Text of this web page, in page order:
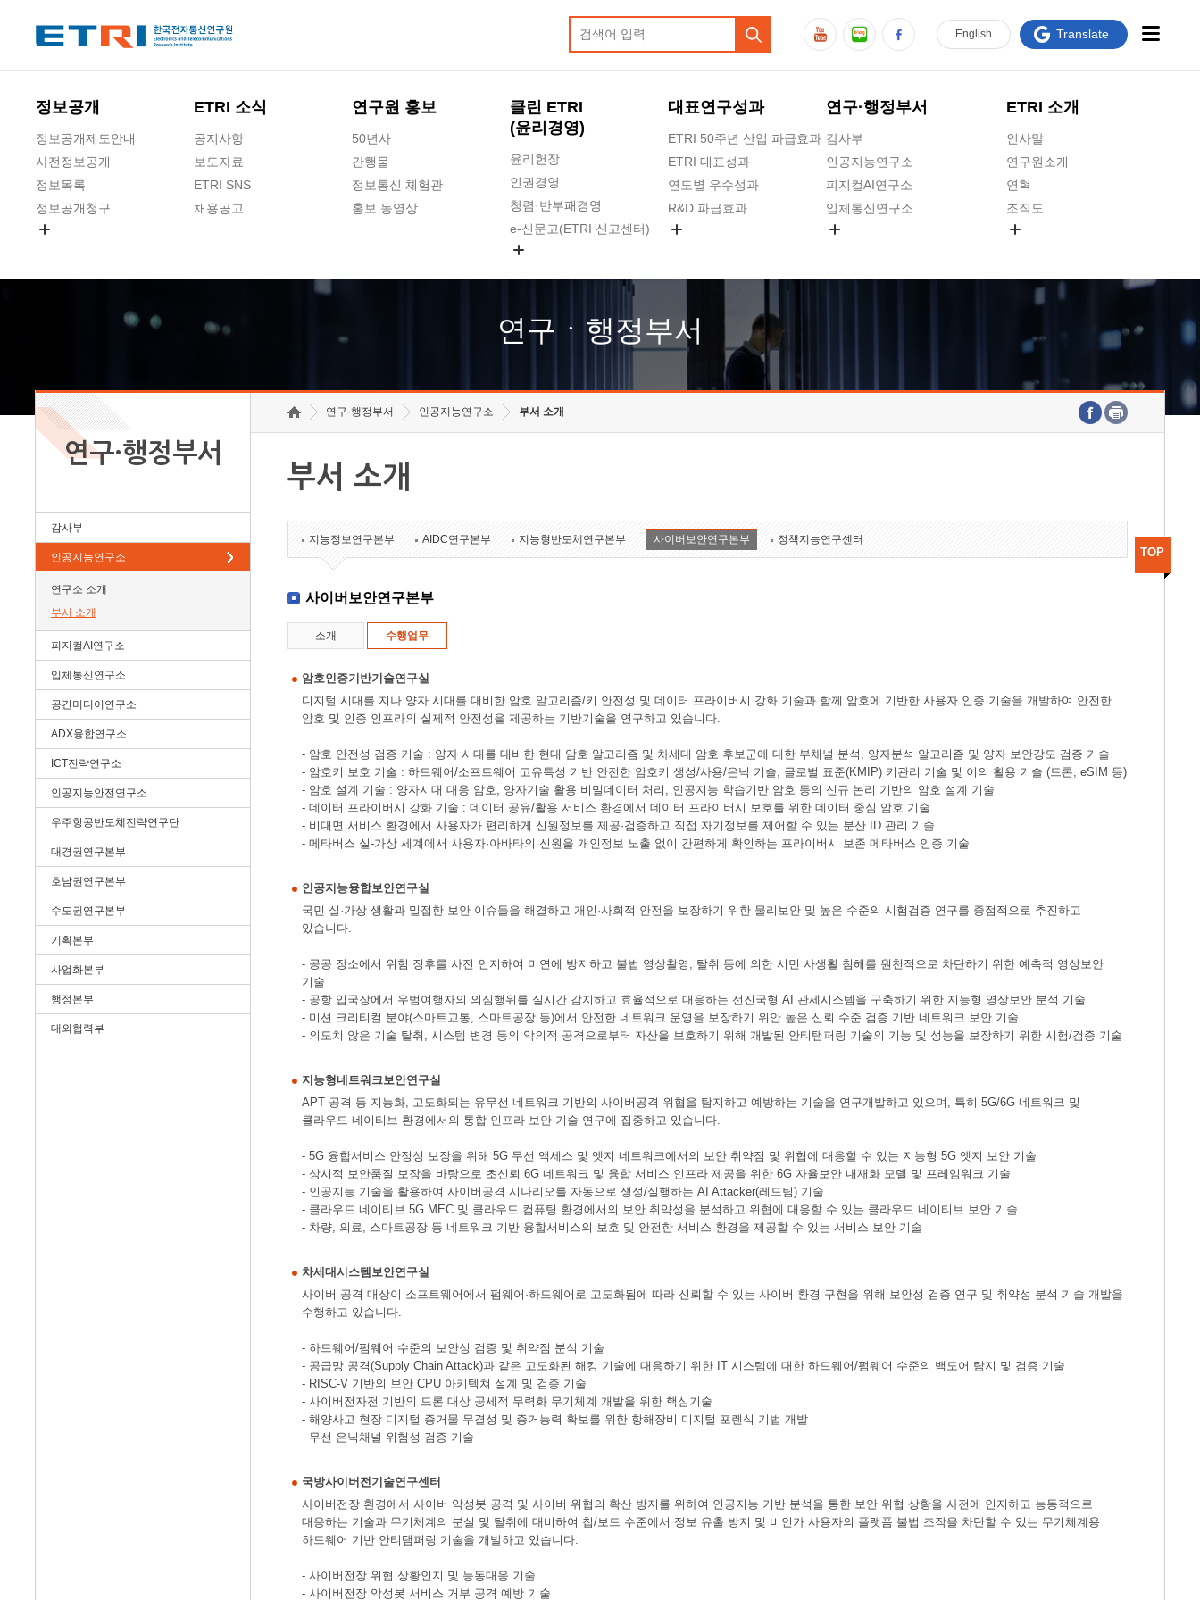
정보공개
정보공개제도안내
사전정보공개
정보목록
정보공개청구
ETRI 소식
공지사항
보도자료
ETRI SNS
채용공고
연구원 홍보
50년사
간행물
정보통신 체험관
홍보 동영상
클린 ETRI
(윤리경영)
윤리헌장
인권경영
청렴·반부패경영
e-신문고(ETRI 신고센터)
고객의소리
수의계약 현황
대표연구성과
ETRI 50주년 산업 파급효과
ETRI 대표성과
연도별 우수성과
R&D 파급효과
연구·행정부서
감사부
인공지능연구소
피지컬AI연구소
입체통신연구소
호남권연구본부
기획본부
ETRI 소개
인사말
연구원소개
연혁
조직도
연구원 고객헌장
주요업무연락처
English Translate
연구ㆍ행정부서
연구·행정부서
감사부
인공지능연구소
연구소 소개
부서 소개
피지컬AI연구소
입체통신연구소
공간미디어연구소
ADX융합연구소
ICT전략연구소
인공지능안전연구소
우주항공반도체전략연구단
대경권연구본부
호남권연구본부
수도권연구본부
기획본부
사업화본부
행정본부
대외협력부
연구·행정부서 인공지능연구소 부서 소개
부서 소개
지능정보연구본부 AIDC연구본부 지능형반도체연구본부 사이버보안연구본부 정책지능연구센터
사이버보안연구본부
소개 수행업무
암호인증기반기술연구실
디지털 시대를 지나 양자 시대를 대비한 암호 알고리즘/키 안전성 및 데이터 프라이버시 강화 기술과 함께 암호에 기반한 사용자 인증 기술을 개발하여 안전한
암호 및 인증 인프라의 실제적 안전성을 제공하는 기반기술을 연구하고 있습니다.
- 암호 안전성 검증 기술 : 양자 시대를 대비한 현대 암호 알고리즘 및 차세대 암호 후보군에 대한 부채널 분석, 양자분석 알고리즘 및 양자 보안강도 검증 기술
- 암호키 보호 기술 : 하드웨어/소프트웨어 고유특성 기반 안전한 암호키 생성/사용/은닉 기술, 글로벌 표준(KMIP) 키관리 기술 및 이의 활용 기술 (드론, eSIM 등)
- 암호 설계 기술 : 양자시대 대응 암호, 양자기술 활용 비밀데이터 처리, 인공지능 학습기반 암호 등의 신규 논리 기반의 암호 설계 기술
- 데이터 프라이버시 강화 기술 : 데이터 공유/활용 서비스 환경에서 데이터 프라이버시 보호를 위한 데이터 중심 암호 기술
- 비대면 서비스 환경에서 사용자가 편리하게 신원정보를 제공·검증하고 직접 자기정보를 제어할 수 있는 분산 ID 관리 기술
- 메타버스 실-가상 세계에서 사용자·아바타의 신원을 개인정보 노출 없이 간편하게 확인하는 프라이버시 보존 메타버스 인증 기술
인공지능융합보안연구실
국민 실·가상 생활과 밀접한 보안 이슈들을 해결하고 개인·사회적 안전을 보장하기 위한 물리보안 및 높은 수준의 시험검증 연구를 중점적으로 추진하고
있습니다.
- 공공 장소에서 위험 징후를 사전 인지하여 미연에 방지하고 불법 영상촬영, 탈취 등에 의한 시민 사생활 침해를 원천적으로 차단하기 위한 예측적 영상보안
기술
- 공항 입국장에서 우범여행자의 의심행위를 실시간 감지하고 효율적으로 대응하는 선진국형 AI 관세시스템을 구축하기 위한 지능형 영상보안 분석 기술
- 미션 크리티컬 분야(스마트교통, 스마트공장 등)에서 안전한 네트워크 운영을 보장하기 위안 높은 신뢰 수준 검증 기반 네트워크 보안 기술
- 의도치 않은 기술 탈취, 시스템 변경 등의 악의적 공격으로부터 자산을 보호하기 위해 개발된 안티탬퍼링 기술의 기능 및 성능을 보장하기 위한 시험/검증 기술
지능형네트워크보안연구실
APT 공격 등 지능화, 고도화되는 유무선 네트워크 기반의 사이버공격 위협을 탐지하고 예방하는 기술을 연구개발하고 있으며, 특히 5G/6G 네트워크 및
클라우드 네이티브 환경에서의 통합 인프라 보안 기술 연구에 집중하고 있습니다.
- 5G 융합서비스 안정성 보장을 위해 5G 무선 액세스 및 엣지 네트워크에서의 보안 취약점 및 위협에 대응할 수 있는 지능형 5G 엣지 보안 기술
- 상시적 보안품질 보장을 바탕으로 초신뢰 6G 네트워크 및 융합 서비스 인프라 제공을 위한 6G 자율보안 내재화 모델 및 프레임워크 기술
- 인공지능 기술을 활용하여 사이버공격 시나리오를 자동으로 생성/실행하는 AI Attacker(레드팀) 기술
- 클라우드 네이티브 5G MEC 및 클라우드 컴퓨팅 환경에서의 보안 취약성을 분석하고 위협에 대응할 수 있는 클라우드 네이티브 보안 기술
- 차량, 의료, 스마트공장 등 네트워크 기반 융합서비스의 보호 및 안전한 서비스 환경을 제공할 수 있는 서비스 보안 기술
차세대시스템보안연구실
사이버 공격 대상이 소프트웨어에서 펌웨어·하드웨어로 고도화됨에 따라 신뢰할 수 있는 사이버 환경 구현을 위해 보안성 검증 연구 및 취약성 분석 기술 개발을
수행하고 있습니다.
- 하드웨어/펌웨어 수준의 보안성 검증 및 취약점 분석 기술
- 공급망 공격(Supply Chain Attack)과 같은 고도화된 해킹 기술에 대응하기 위한 IT 시스템에 대한 하드웨어/펌웨어 수준의 백도어 탐지 및 검증 기술
- RISC-V 기반의 보안 CPU 아키텍쳐 설계 및 검증 기술
- 사이버전자전 기반의 드론 대상 공세적 무력화 무기체계 개발을 위한 핵심기술
- 해양사고 현장 디지털 증거물 무결성 및 증거능력 확보를 위한 항해장비 디지털 포렌식 기법 개발
- 무선 은닉채널 위험성 검증 기술
국방사이버전기술연구센터
사이버전장 환경에서 사이버 악성봇 공격 및 사이버 위협의 확산 방지를 위하여 인공지능 기반 분석을 통한 보안 위협 상황을 사전에 인지하고 능동적으로
대응하는 기술과 무기체계의 분실 및 탈취에 대비하여 칩/보드 수준에서 정보 유출 방지 및 비인가 사용자의 플랫폼 불법 조작을 차단할 수 있는 무기체계용
하드웨어 기반 안티탬퍼링 기술을 개발하고 있습니다.
- 사이버전장 위협 상황인지 및 능동대응 기술
- 사이버전장 악성봇 서비스 거부 공격 예방 기술
TOP